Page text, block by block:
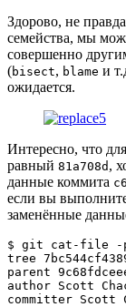
Здорово, не
семейства, мы
совершенно
(bisect, blame и
ожидается.
Интересно, что
равный 81a708d ,
данные коммита
если вы
заменённые
$ git cat-file -p
tree
parent
author Scott
committer Scott